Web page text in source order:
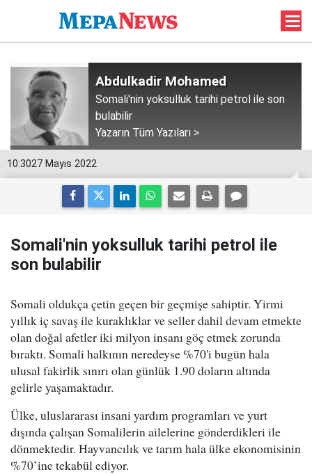
Abdulkadir Mohamed
Somali'nin yoksulluk tarihi petrol ile son
bulabilir
Yazarın Tüm Yazıları >
10:3027 Mayıs 2022
Somali'nin yoksulluk tarihi petrol ile
son bulabilir
Somali oldukça çetin geçen bir geçmişe sahiptir. Yirmi
yıllık iç savaş ile kuraklıklar ve seller dahil devam etmekte
olan doğal afetler iki milyon insanı göç etmek zorunda
bıraktı. Somali halkının neredeyse %70'i bugün hala
ulusal fakirlik sınırı olan günlük 1.90 doların altında
gelirle yaşamaktadır.
Ülke, uluslararası insani yardım programları ve yurt
dışında çalışan Somalilerin ailelerine gönderdikleri ile
dönmektedir. Hayvancılık ve tarım hala ülke ekonomisinin
%70’ine tekabül ediyor.